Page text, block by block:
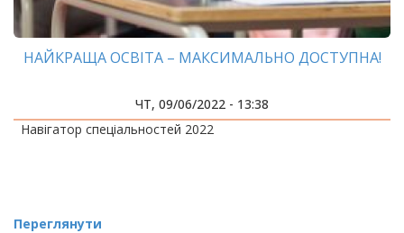
НАЙКРАЩА ОСВІТА – МАКСИМАЛЬНО ДОСТУПНА!
ЧТ, 09/06/2022 - 13:38
Навігатор спеціальностей 2022
Переглянути